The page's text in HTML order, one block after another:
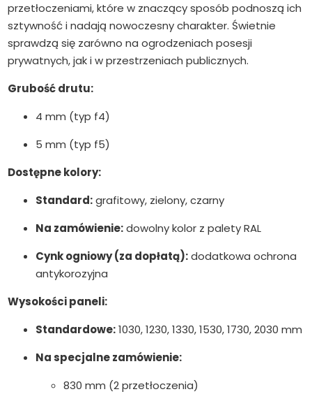
przetłoczeniami, które w znaczący sposób podnoszą ich
sztywność i nadają nowoczesny charakter. Świetnie
sprawdzą się zarówno na ogrodzeniach posesji
prywatnych, jak i w przestrzeniach publicznych.
Grubość drutu:
4 mm (typ f4)
5 mm (typ f5)
Dostępne kolory:
Standard:grafitowy, zielony, czarny
Na zamówienie:dowolny kolor z palety RAL
Cynk ogniowy (za dopłatą):dodatkowa ochrona
antykorozyjna
Wysokości paneli:
Standardowe:1030, 1230, 1330, 1530, 1730, 2030 mm
Na specjalne zamówienie:
830 mm (2 przetłoczenia)